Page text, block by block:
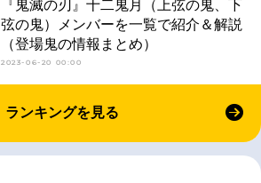
『鬼滅の刃』十二鬼月（上弦の鬼、下
弦の鬼）メンバーを一覧で紹介＆解説
（登場鬼の情報まとめ）
2023-06-20 00:00
ランキングを見る